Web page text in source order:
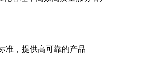
准，提供高可靠的产品